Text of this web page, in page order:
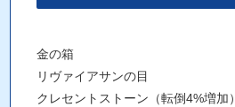
金の箱
リヴァイアサンの目
クレセントストーン（転倒4%増加）